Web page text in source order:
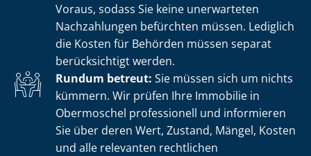
Voraus, sodass Sie keine unerwarteten
Nachzahlungen befürchten müssen. Lediglich
die Kosten für Behörden müssen separat
berücksichtigt werden.
Rundum betreut: Sie müssen sich um nichts
kümmern. Wir prüfen Ihre Immobilie in
Obermoschel professionell und informieren
Sie über deren Wert, Zustand, Mängel, Kosten
und alle relevanten rechtlichen